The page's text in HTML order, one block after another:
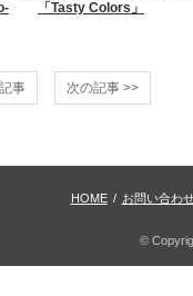
「Tasty Colors」
事 次の記事 >>
HOME / お問い合わ
©